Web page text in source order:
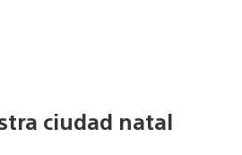
ciudad natal